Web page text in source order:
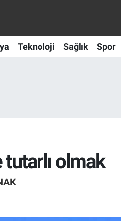
Teknoloji Sağlık Spor
tutarlı olmak